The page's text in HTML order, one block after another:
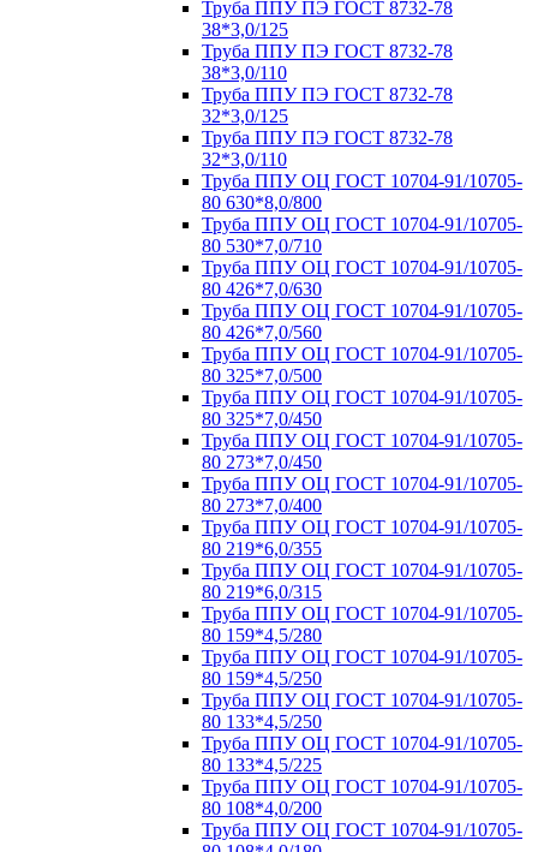
Труба ППУ ПЭ ГОСТ 8732-78
38*3,0/125
Труба ППУ ПЭ ГОСТ 8732-78
38*3,0/110
Труба ППУ ПЭ ГОСТ 8732-78
32*3,0/125
Труба ППУ ПЭ ГОСТ 8732-78
32*3,0/110
Труба ППУ ОЦ ГОСТ 10704-91/10705-
80 630*8,0/800
Труба ППУ ОЦ ГОСТ 10704-91/10705-
80 530*7,0/710
Труба ППУ ОЦ ГОСТ 10704-91/10705-
80 426*7,0/630
Труба ППУ ОЦ ГОСТ 10704-91/10705-
80 426*7,0/560
Труба ППУ ОЦ ГОСТ 10704-91/10705-
80 325*7,0/500
Труба ППУ ОЦ ГОСТ 10704-91/10705-
80 325*7,0/450
Труба ППУ ОЦ ГОСТ 10704-91/10705-
80 273*7,0/450
Труба ППУ ОЦ ГОСТ 10704-91/10705-
80 273*7,0/400
Труба ППУ ОЦ ГОСТ 10704-91/10705-
80 219*6,0/355
Труба ППУ ОЦ ГОСТ 10704-91/10705-
80 219*6,0/315
Труба ППУ ОЦ ГОСТ 10704-91/10705-
80 159*4,5/280
Труба ППУ ОЦ ГОСТ 10704-91/10705-
80 159*4,5/250
Труба ППУ ОЦ ГОСТ 10704-91/10705-
80 133*4,5/250
Труба ППУ ОЦ ГОСТ 10704-91/10705-
80 133*4,5/225
Труба ППУ ОЦ ГОСТ 10704-91/10705-
80 108*4,0/200
Труба ППУ ОЦ ГОСТ 10704-91/10705-